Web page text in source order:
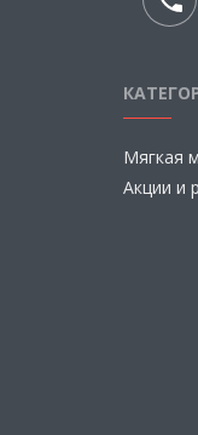
Мягкая
Акции и